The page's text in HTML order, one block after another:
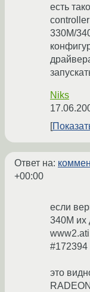
есть
330M/
Niks
Ответ на:
+00:00
если
340M их
#172394
это